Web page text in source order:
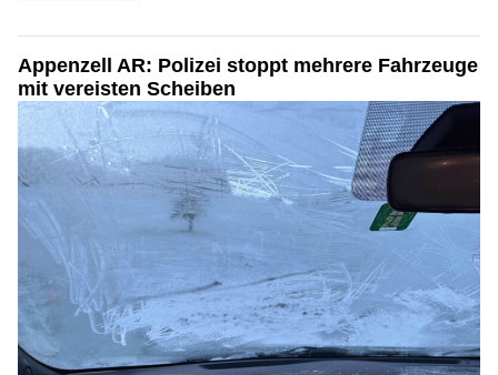
Appenzell AR: Polizei stoppt mehrere Fahrzeuge
mit vereisten Scheiben